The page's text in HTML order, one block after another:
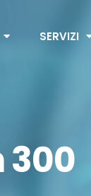
SERVIZI
300